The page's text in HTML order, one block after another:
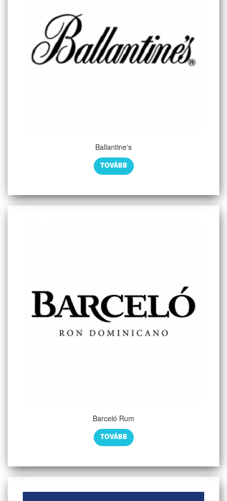
Ballantine's
TOVÁBB
Barceló Rum
TOVÁBB